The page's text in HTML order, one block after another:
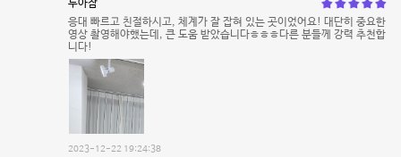
두아잠
응대 빠르고 친절하시고, 체계가 잘 잡혀 있는 곳이었어요! 대단히 중요한
영상 촬영해야했는데, 큰 도움 받았습니다ㅎㅎㅎ다른 분들께 강력 추천합
니다!
2023-12-22 19:24:38